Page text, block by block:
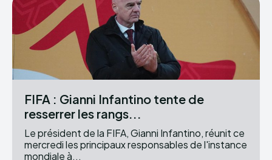
FIFA : Gianni Infantino tente de
resserrer les rangs...
Le président de la FIFA, Gianni Infantino, réunit ce
mercredi les principaux responsables de l'instance
mondiale à...